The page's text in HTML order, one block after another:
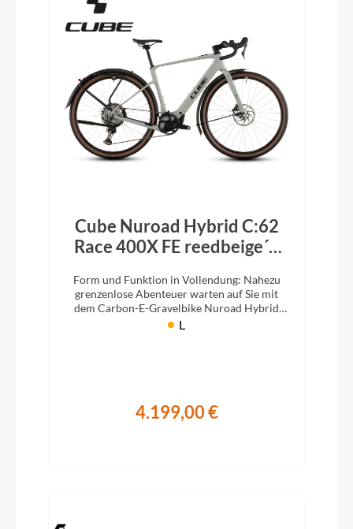
Cube Nuroad Hybrid C:62
Race 400X FE reedbeige´n
Form und Funktion in Vollendung: Nahezu
grenzenlose Abenteuer warten auf Sie mit
dem Carbon-E-Gravelbike Nuroad Hybrid
C:62 Race, dank seines 400Wh Akkus.
L
4.199,00 €